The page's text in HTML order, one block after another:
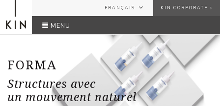
FRANÇAIS
ENGLISH
FRANÇAIS
KIN CORPORATE
PASSWORD
Avez-vous oublié votre mot de passe?
MENU
FORMA
Structures avec
un mouvement naturel